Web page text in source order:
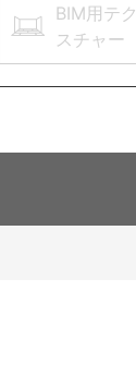
BIM用テク
スチャー